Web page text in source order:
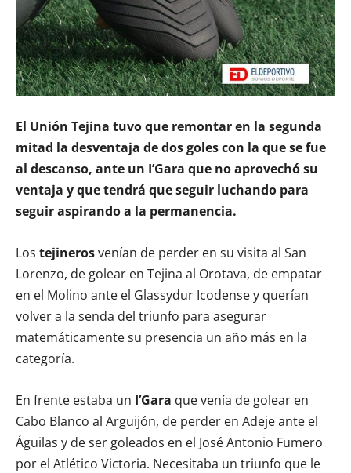
El Unión Tejina tuvo que remontar en la segunda
mitad la desventaja de dos goles con la que se fue
al descanso, ante un I’Gara que no aprovechó su
ventaja y que tendrá que seguir luchando para
seguir aspirando a la permanencia.
Los tejinerosvenían de perder en su visita al San
Lorenzo, de golear en Tejina al Orotava, de empatar
en el Molino ante el Glassydur Icodense y querían
volver a la senda del triunfo para asegurar
matemáticamente su presencia un año más en la
categoría.
En frente estaba un I’Gara que venía de golear en
Cabo Blanco al Arguijón, de perder en Adeje ante el
Águilas y de ser goleados en el José Antonio Fumero
por el Atlético Victoria. Necesitaba un triunfo que le